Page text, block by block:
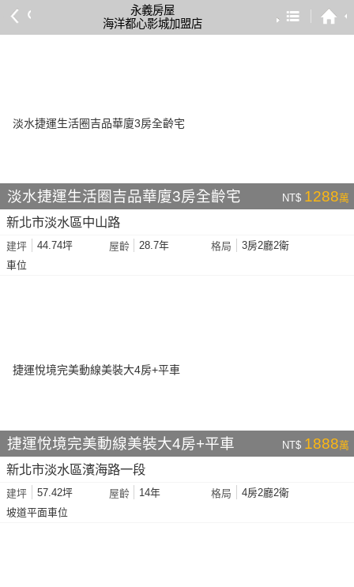
永義房屋
海洋都心影城加盟店
依建物坪數 大 → 小
依土地坪數 大 → 小
淡水捷運生活圈吉品華廈3房全齡宅 NT$ 1288萬
新北市淡水區中山路
建坪 44.74坪 屋齡 28.7年 格局
3房2廳2衛
車位
捷運悅境完美動線美裝大4房+平車 NT$ 1888萬
新北市淡水區濱海路一段
建坪 57.42坪 屋齡 14年 格局
4房2廳2衛
坡道平面車位